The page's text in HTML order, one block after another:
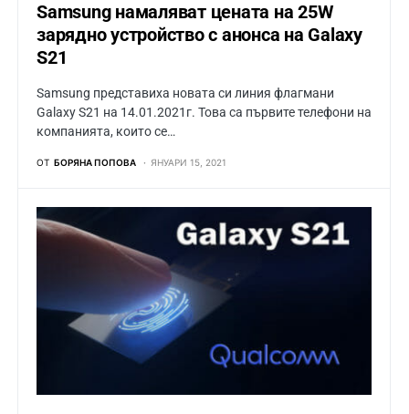
Samsung намаляват цената на 25W
зарядно устройство с анонса на Galaxy
S21
Samsung представиха новата си линия флагмани
Galaxy S21 на 14.01.2021г. Това са първите телефони на
компанията, които се…
ОТ БОРЯНА ПОПОВА ЯНУАРИ 15, 2021